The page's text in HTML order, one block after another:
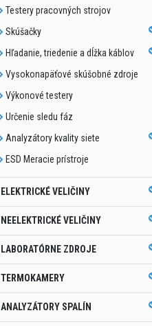
Testery pracovných strojov
Skúšačky
Hľadanie, triedenie a dĺžka káblov
Vysokonapäťové skúšobné zdroje
Výkonové testery
Určenie sledu fáz
Analyzátory kvality siete
ESD Meracie prístroje
ELEKTRICKÉ VELIČINY
NEELEKTRICKÉ VELIČINY
LABORATÓRNE ZDROJE
TERMOKAMERY
ANALYZÁTORY SPALÍN